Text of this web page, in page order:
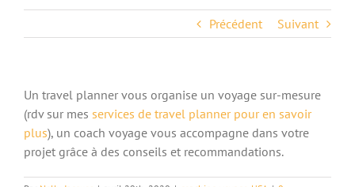
Précédent Suivant
Un travel planner vous organise un voyage sur-mesure
(rdv sur mes services de travel planner pour en savoir
plus), un coach voyage vous accompagne dans votre
projet grâce à des conseils et recommandations.